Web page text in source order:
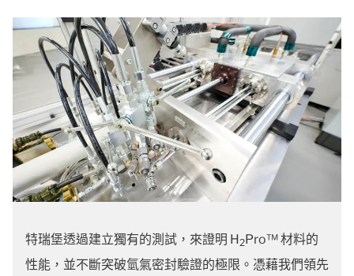
特瑞堡透過建立獨有的測試，來證明 H2Pro™ 材料的
性能，並不斷突破氫氣密封驗證的極限。憑藉我們領先